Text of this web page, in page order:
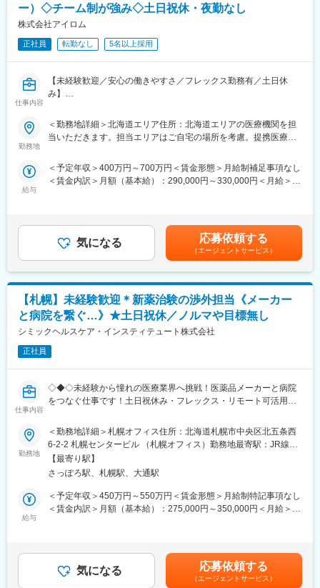
・産前産後休暇（妊娠中時短勤務あり）、子供が3歳になるまで取
得できる育児休業、
復帰後は短時間勤務制度の利用も可能。
※育児休業から復帰し3ヶ月後に、育児補助支援金を給付。
変更の範囲：会社の定める業務
・提案・見積・プレゼンテーションおよび交渉
・暫定受託予算の設計、進捗モニタリング、改善アクション立案
・受託に向けた社内関係部署（営業支援、SMA、CRC 統括、PL
など）との連携
・案件進捗・収益性・リスクのモニタリングおよび報告
・クライアントの開発戦略・治験計画動向の把握と中長期提案
・インサイドセールススペシャリストと連携した営業プロセス高
度化・データ活用推進
■当社の魅力：
【安心の働きやすさ】
な環境作りを大切にしています。フレックス勤務制度、時短制
度、産休育休、育児手当等の制度が充実し子育てとも両立させな
有する臨床試験実施施設において、欧米やアジアの製薬企業から
の受託が拡大するなど積極的に海外展開も進めています。
【業績好調で安定したグループ基盤】
支援事業（CRO・SMO）・メディカルサポートなど多角的な事業
展開でグループシナジーを発揮。24年3月度決算で過去の業績を
上回る結果を達成。来期も良好な業績を見込んでおり、増収増益
の見通しです。
ー）◇チーム制が強み◇土日祝休・夜勤なし
株式会社アイロム
正社員 転勤なし 5名以上採用
仕事内容
【未経験歓迎／安心の働きやすさ／フレックス勤務有／土日休
み】
■業務詳細／治験コーディネーター（CRCって何？）
新しい薬や治療法が安全で効果的かどうかを確かめるための臨床
＜具体的に＞
患者さんが治験に参加する手続きを助けたり、治験中のデータを
治験が成功するためにはCRCの役割が非常に重要で、医療の進歩
に貢献できるやりがいのある仕事です。
※担当する医療機関に常駐しての業務となります。
■治験コーディネーターで得られるスキル：
（1）コミュニケーション力：
患者さんに治験の内容をわかりやすく説明したり、医師や看護師
と連携することで伝える力が身に付きます。
（2）スケジュール管理力：
薬の種類や副作用、検査の内容など、医療に関する知識が自然と
増えていきます。薬剤師や看護師と話す機会も多いため学ぶこと
（4）パソコンや書類の整理力：
検査の結果を記録したり、書類をまとめたりする仕事もありま
す。パソコンの使い方や、正確に記録する力が身につきます。
（5）チームで働く力：
治験は医師、看護師、薬剤師など、いろんな職種の人と協力して
進めるので、チームワークの大切さを学べます。
残業時間も月10時間程度、産休育休の取得実績も多数あり、育児
手当もございます。
勤務地
＜勤務地詳細＞北海道エリア住所：北海道エリアの医療機関を担
当いただきます。担当エリアはご自宅の場所を考慮。提携医療施
給与
＜予定年収＞400万円～700万円＜賃金形態＞月給制補足事項なし
＜賃金内訳＞月額（基本給）：290,000円～330,000円＜月給＞
る可能性があります。月給(月額)は固定手当を含めた表記です。
気になる 応募依頼する
（エージェントサービス）
【札幌】未経験歓迎＊新薬治験の渉外担当《メーカー
と病院を繋ぐ…》★土日祝休／ノルマや目標無し
シミックヘルスケア・インスティテュート株式会社
正社員
仕事内容
◇◆◇未経験から憧れの医療業界へ挑戦！医薬品メーカーと病院
をつなぐ仕事です！土日祝休み・フレックス・リモート可活用可
ーン・Iターンの方も大歓迎です◇◆◇
【当ポジションについて（SMA・治験事務局担当とは）】
治験を実施したい『製薬メーカー』と実施可能な『病院』をつな
ぐ、架け橋のようなお仕事です。正式名称をSMA（治験事務局担
当）といい、医療業界の専門職種となります。
する事で、日本の医療を支えるやりがいがあります。
勤務地
＜勤務地詳細＞札幌オフィス住所：北海道札幌市中央区北五条西
6-2-2 札幌センタービル （札幌オフィス）勤務地最寄駅：JR線／
札幌駅受動喫煙対策：屋内全面禁煙変更の範囲：会社の定める事
業所（リモートワーク含む）
【最寄り駅】
さっぽろ駅、札幌駅、大通駅
給与
＜予定年収＞450万円～550万円＜賃金形態＞月給制特記事項なし
＜賃金内訳＞月額（基本給）：275,000円～350,000円＜月給＞
(月額)は固定手当を含めた表記です。
気になる 応募依頼する
（エージェントサービス）